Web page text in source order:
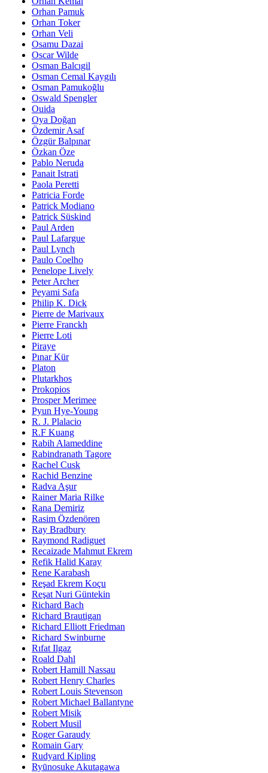
Orhan Pamuk
Orhan Toker
Orhan Veli
Osamu Dazai
Oscar Wilde
Osman Balcıgil
Osman Cemal Kaygılı
Osman Pamukoğlu
Oswald Spengler
Ouida
Oya Doğan
Özdemir Asaf
Özgür Balpınar
Özkan Öze
Pablo Neruda
Panait Istrati
Paola Peretti
Patricia Forde
Patrick Modiano
Patrick Süskind
Paul Arden
Paul Lafargue
Paul Lynch
Paulo Coelho
Penelope Lively
Peter Archer
Peyami Safa
Philip K. Dick
Pierre de Marivaux
Pierre Franckh
Pierre Loti
Piraye
Pınar Kür
Platon
Plutarkhos
Prokopios
Prosper Merimee
Pyun Hye-Young
R. J. Plalacio
R.F Kuang
Rabih Alameddine
Rabindranath Tagore
Rachel Cusk
Rachid Benzine
Radva Aşur
Rainer Maria Rilke
Rana Demiriz
Rasim Özdenören
Ray Bradbury
Raymond Radiguet
Recaizade Mahmut Ekrem
Refik Halid Karay
Rene Karabash
Reşad Ekrem Koçu
Reşat Nuri Güntekin
Richard Bach
Richard Brautigan
Richard Elliott Friedman
Richard Swinburne
Rıfat Ilgaz
Roald Dahl
Robert Hamill Nassau
Robert Henry Charles
Robert Louis Stevenson
Robert Michael Ballantyne
Robert Misik
Robert Musil
Roger Garaudy
Romain Gary
Rudyard Kipling
Ryūnosuke Akutagawa